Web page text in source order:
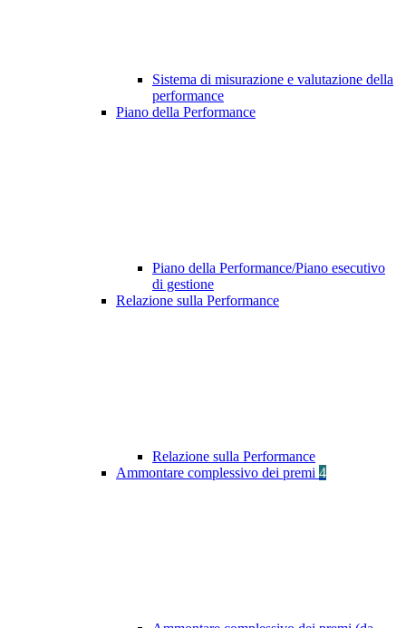
Sistema di misurazione e valutazione della
performance
Piano della Performance
Piano della Performance/Piano esecutivo
di gestione
Relazione sulla Performance
Relazione sulla Performance
Ammontare complessivo dei premi 4